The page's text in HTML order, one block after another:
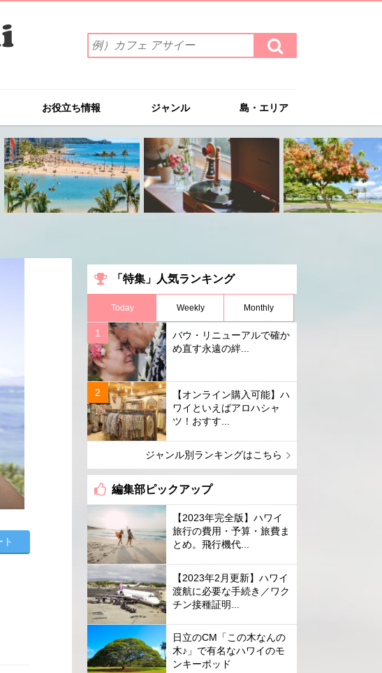
索
ワ
を
入
力
(例）
カ
フ
ェ
イ
ー
検
索
す
お役立ち情報 ジャンル 島・エリア
ト
「特集」人気ランキング
Today Weekly Monthly
バウ・リニューアルで確か
め直す永遠の絆...
【オンライン購入可能】ハ
ワイといえばアロハシャ
ツ！おすす...
ジャンル別ランキングはこちら
編集部ピックアップ
【2023年完全版】ハワイ
旅行の費用・予算・旅費ま
とめ。飛行機代...
【2023年2月更新】ハワイ
渡航に必要な手続き／ワク
チン接種証明...
日立のCM「この木なんの
木♪」で有名なハワイのモ
ンキーポッド